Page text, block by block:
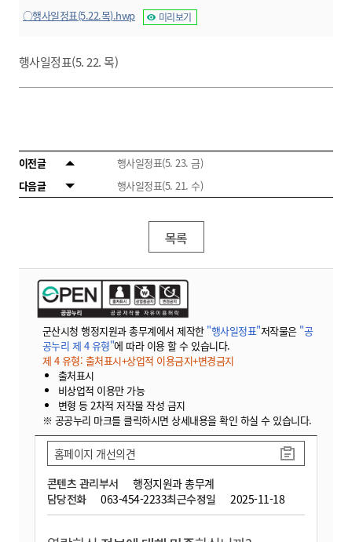
○행사일정표(5.22.목).hwp 미리보기
행사일정표(5. 22. 목)
이전글
행사일정표(5. 23. 금)
다음글
행사일정표(5. 21. 수)
목록
군산시청 행정지원과 총무계에서 제작한 "행사일정표"저작물은 "공
공누리 제 4 유형"에 따라 이용 할 수 있습니다.
제 4 유형: 출처표시+상업적 이용금지+변경금지
출처표시
비상업적 이용만 가능
변형 등 2차적 저작물 작성 금지
※ 공공누리 마크를 클릭하시면 상세내용을 확인 하실 수 있습니다.
콘텐츠 관리부서
행정지원과 총무계
담당전화
063-454-2233최근수정일 2025-11-18
홈페이지 개선의견